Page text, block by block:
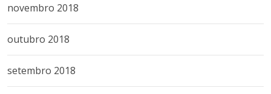
novembro 2018
outubro 2018
setembro 2018